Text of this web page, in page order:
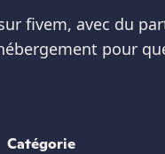
fivem, avec du
pour
Catégorie